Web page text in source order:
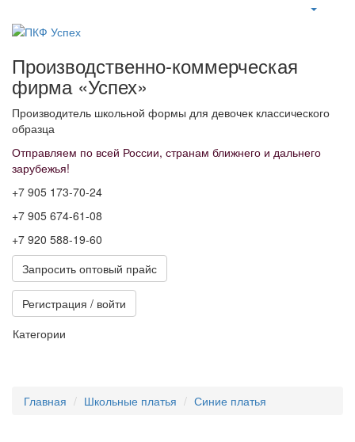
Производственно-коммерческая
фирма «Успех»
Производитель школьной формы для девочек классического
образца
Отправляем по всей России, странам ближнего и дальнего
зарубежья!
+7 905 173-70-24
+7 905 674-61-08
+7 920 588-19-60
Запросить оптовый прайс
Регистрация / войти
Категории
Главная Школьные платья Синие платья